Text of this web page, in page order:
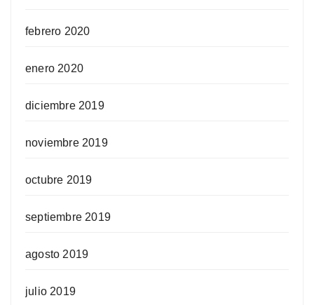
febrero 2020
enero 2020
diciembre 2019
noviembre 2019
octubre 2019
septiembre 2019
agosto 2019
julio 2019